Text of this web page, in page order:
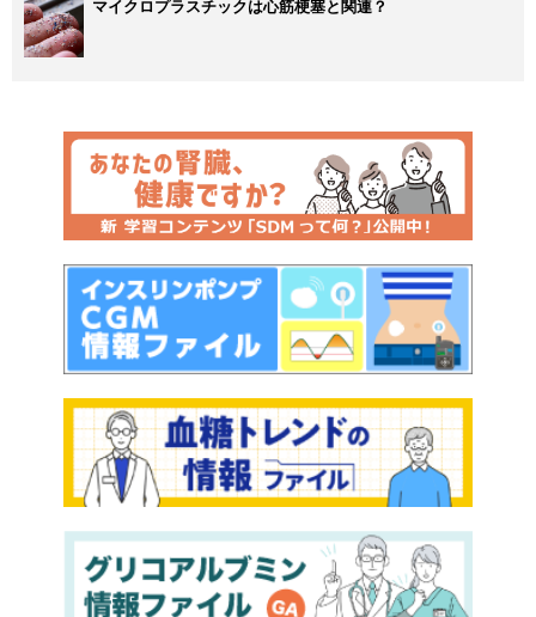
マイクロプラスチックは心筋梗塞と関連？